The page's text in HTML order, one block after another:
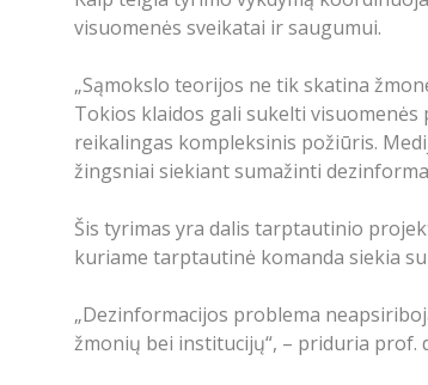
visuomenės sveikatai ir saugumui.
„Sąmokslo teorijos ne tik skatina
Tokios klaidos gali sukelti
reikalingas kompleksinis požiūris.
žingsniai siekiant sumažinti
Šis tyrimas yra dalis tarptautinio
kuriame tarptautinė komanda siekia
„Dezinformacijos problema
žmonių bei institucijų“, – priduria prof.